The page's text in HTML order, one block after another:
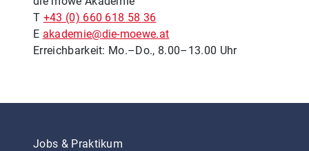
T +43 (0) 660 618 58 36
E akademie@die-moewe.at
Erreichbarkeit: Mo.–Do., 8.00–13.00 Uhr
Jobs & Praktikum